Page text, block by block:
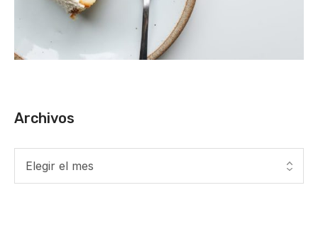
Archivos